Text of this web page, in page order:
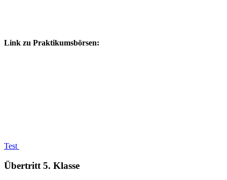
Link zu Praktikumsbörsen:
Test
Übertritt 5. Klasse